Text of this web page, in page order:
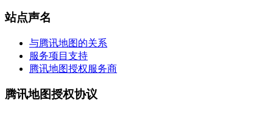
站点声名
与腾讯地图的关系
服务项目支持
腾讯地图授权服务商
腾讯地图授权协议